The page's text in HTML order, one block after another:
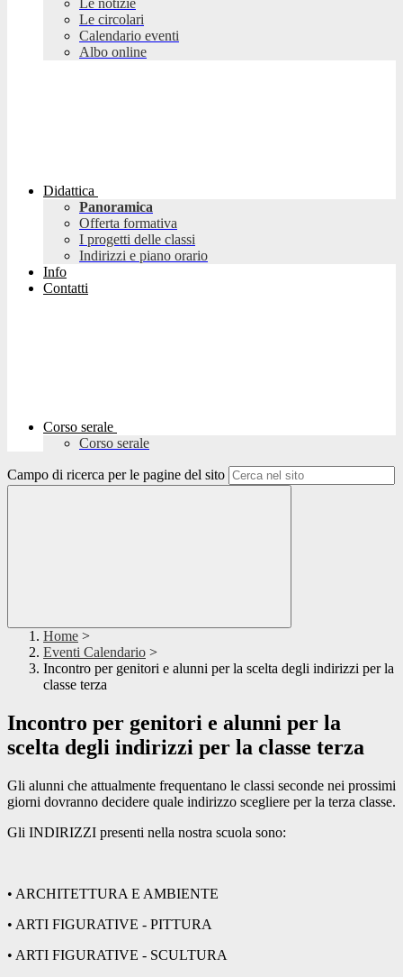
Le notizie
Le circolari
Calendario eventi
Albo online
Didattica
Panoramica
Offerta formativa
I progetti delle classi
Indirizzi e piano orario
Info
Contatti
Corso serale
Corso serale
Campo di ricerca per le pagine del sito
Home >
Eventi Calendario >
Incontro per genitori e alunni per la scelta degli indirizzi per la
classe terza
Incontro per genitori e alunni per la
scelta degli indirizzi per la classe terza
Gli alunni che attualmente frequentano le classi seconde nei prossimi
giorni dovranno decidere quale indirizzo scegliere per la terza classe.
Gli INDIRIZZI presenti nella nostra scuola sono:
• ARCHITETTURA E AMBIENTE
• ARTI FIGURATIVE - PITTURA
• ARTI FIGURATIVE - SCULTURA